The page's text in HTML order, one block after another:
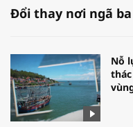
Đổi thay nơi ngã
Nỗ